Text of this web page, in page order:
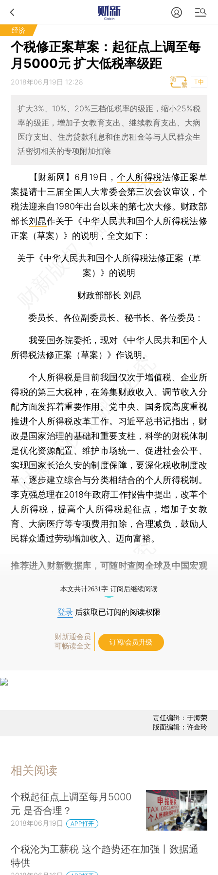
经济
个税修正案草案：起征点上调至每
月5000元 扩大低税率级距
2018年06月19日 12:28 T中
扩大3%、10%、20%三档低税率的级距，缩小25%税
率的级距，增加子女教育支出、继续教育支出、大病
医疗支出、住房贷款利息和住房租金等与人民群众生
活密切相关的专项附加扣除
【财新网】 6月19日， 个人所得税法修正案草
案提请十三届全国人大常委会第三次会议审议，个
税法迎来自1980年出台以来的第七次大修。财政部
部长刘昆作关于《中华人民共和国个人所得税法修
正案（草案）》的说明，全文如下：
关于《中华人民共和国个人所得税法修正案（草
案）》的说明
财政部部长 刘昆
委员长、各位副委员长、秘书长、各位委员：
我受国务院委托，现对《中华人民共和国个人
所得税法修正案（草案）》作说明。
个人所得税是目前我国仅次于增值税、企业所
得税的第三大税种，在筹集财政收入、调节收入分
配方面发挥着重要作用。党中央、国务院高度重视
推进个人所得税改革工作。习近平总书记指出，财
政是国家治理的基础和重要支柱，科学的财税体制
是优化资源配置、维护市场统一、促进社会公平、
实现国家长治久安的制度保障，要深化税收制度改
革，逐步建立综合与分类相结合的个人所得税制。
李克强总理在2018年政府工作报告中提出，改革个
人所得税，提高个人所得税起征点，增加子女教
育、大病医疗等专项费用扣除，合理减负，鼓励人
民群众通过劳动增加收入、迈向富裕。
推荐进入 财新数据库 ，可随时查阅全球及中国宏观
本文共计2631字 订阅后继续阅读
登录 后获取已订阅的阅读权限
财新通会员
可畅读全文
订阅/会员升级
责任编辑：于海荣
版面编辑：许金玲
相关阅读
个税起征点上调至每月5000
元 是否合理？
2018年06月19日 APP打开
个税沦为工薪税 这个趋势还在加强丨数据通
特供